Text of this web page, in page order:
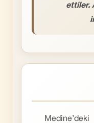
ettiler.